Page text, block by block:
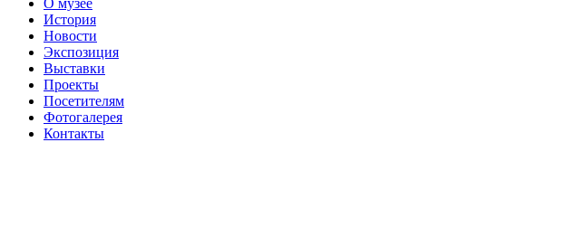
О музее
История
Новости
Экспозиция
Выставки
Проекты
Посетителям
Фотогалерея
Контакты